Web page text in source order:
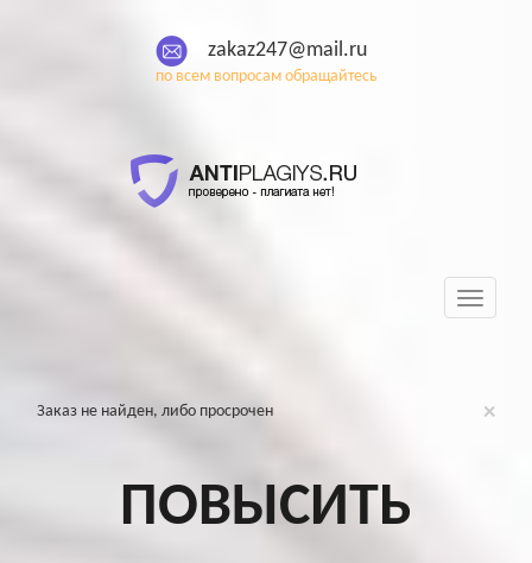
zakaz247@mail.ru
по всем вопросам обращайтесь
Toggle
×
Заказ не найден, либо просрочен
ПОВЫСИТЬ